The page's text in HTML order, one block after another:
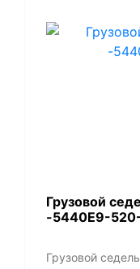
Грузовой
-5440Е9-
Грузовой